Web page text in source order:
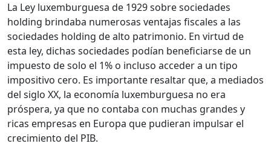
La Ley luxemburguesa de 1929 sobre sociedades
holding brindaba numerosas ventajas fiscales a las
sociedades holding de alto patrimonio. En virtud de
esta ley, dichas sociedades podían beneficiarse de un
impuesto de solo el 1% o incluso acceder a un tipo
impositivo cero. Es importante resaltar que, a mediados
del siglo XX, la economía luxemburguesa no era
próspera, ya que no contaba con muchas grandes y
ricas empresas en Europa que pudieran impulsar el
crecimiento del PIB.